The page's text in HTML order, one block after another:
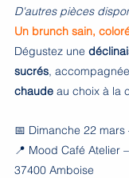
D'autres pièces
Un brunch sain,
Dégustez une
sucrés,
chaude au choix à la
📅 Dimanche 22 mars
📍 Mood Café Atelier
37400 Amboise